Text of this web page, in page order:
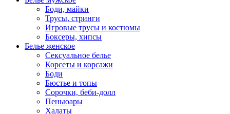
Боди, майки
Трусы, стринги
Игровые трусы и костюмы
Боксеры, хипсы
Белье женское
Сексуальное белье
Корсеты и корсажи
Боди
Бюстье и топы
Сорочки, беби-долл
Пеньюары
Халаты